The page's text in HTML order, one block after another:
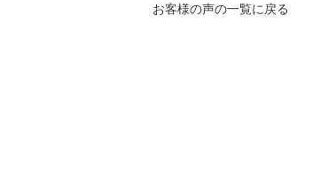
お客様の声の一覧に戻る